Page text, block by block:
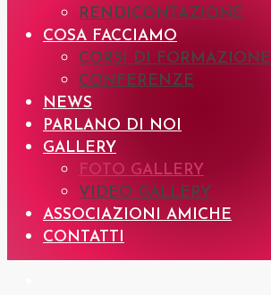
RENDICONTAZIONE
COSA FACCIAMO
CORSI DI FORMAZIONE
CONFERENZE
NEWS
PARLANO DI NOI
GALLERY
FOTO GALLERY
VIDEO GALLERY
ASSOCIAZIONI AMICHE
CONTATTI